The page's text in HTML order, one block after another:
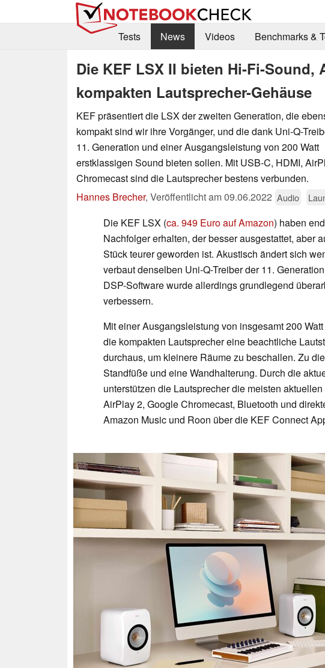
Tests
News Videos Benchmarks &
Die KEF LSX II bieten Hi-Fi-Sound,
kompakten Lautsprecher-Gehäuse
KEF präsentiert die LSX der zweiten Generation, die
kompakt sind wir ihre Vorgänger, und die dank Uni-Q-
11. Generation und einer Ausgangsleistung von 200 Watt
erstklassigen Sound bieten sollen. Mit USB-C, HDMI,
Chromecast sind die Lautsprecher bestens verbunden.
Hannes Brecher, Veröffentlicht am09.06.2022 Audio
Die KEF LSX (ca. 949 Euro auf Amazon) haben
Nachfolger erhalten, der besser ausgestattet, aber
Stück teurer geworden ist. Akustisch ändert sich
verbaut denselben Uni-Q-Treiber der 11.
DSP-Software wurde allerdings grundlegend
verbessern.
Mit einer Ausgangsleistung von insgesamt 200
die kompakten Lautsprecher eine beachtliche
durchaus, um kleinere Räume zu beschallen. Zu
Standfüße und eine Wandhalterung. Durch die
unterstützen die Lautsprecher die meisten
AirPlay 2, Google Chromecast, Bluetooth und
Amazon Music und Roon über die KEF Connect